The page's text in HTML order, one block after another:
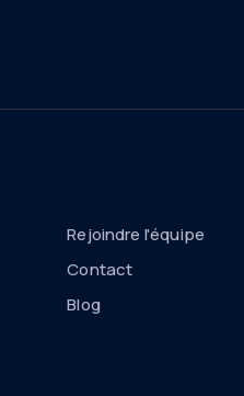
Rejoindre l'équipe
Contact
Blog